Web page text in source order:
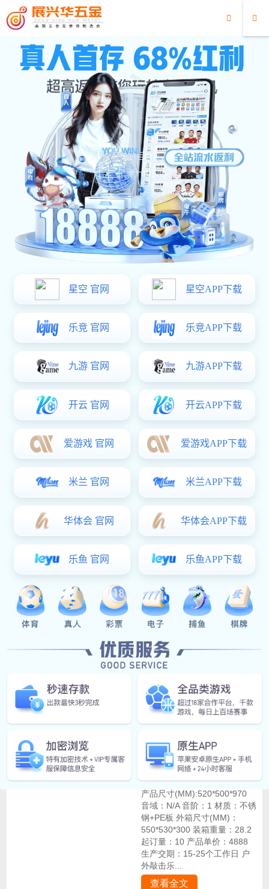
超凡国际
教导官琴380
2026/04/07 2045
产品型号：ZXH-601133-
09C(G.Y) 产品尺寸
(MM):680*625*875 音域：G5-
C7 音阶：11 材质：铝合金+不
锈钢 外箱尺寸(MM)：
780*700*160 装箱重量：37 起
订量：10 产品单价：20699 生
产交期：15-25个工作日 ...
查看全文
教导官琴V
产品型号：ZXH-601133-
09C(G.Y) 产品尺寸
(MM):680*625*875 音域：G5-
C7 音阶：11 材质：铝合金+不
锈钢 外箱尺寸(MM)：
订量：10 产品单价：10999 生
产交期：15-25个工作日 ...
查看全文
2026/04/07 3272
产品型号：ZXH-601133-
(MM):986*698*820 音域：C5-
C7 音阶：15 材质：铝合金+不
锈钢 外箱尺寸(MM)：
1010*750*160 装箱重量：45
起订量：10 产品单价：11666
生产交期：15-25个工作日 ...
查看全文
教导官琴AH
2026/04/07 4905
产品型号：ZXH-601133-
06AH(G.K) 产品尺寸
(MM):1138*910*670 音域：
C5-C7 音阶：15 材质：合金铝
+不锈钢+钢板+PE板 外箱尺寸
量：52 起订量：10 产品单
价：10999 生产交期：15-2...
查看全文
精英鼓F-2
2026/04/07 4400
产品型号：ZXH-DZ190820-05
产品尺寸(MM):520*500*970
音域：N/A 音阶：1 材质：不锈
钢+PE板 外箱尺寸(MM)：
550*530*300 装箱重量：28.2
起订量：10 产品单价：4888
生产交期：15-25个工作日 户
外敲击乐...
查看全文